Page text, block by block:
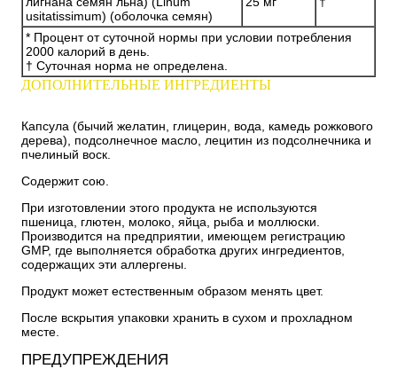
usitatissimum) (оболочка семян)
* Процент от суточной нормы при условии потребления
2000 калорий в день.
† Суточная норма не определена.
ДОПОЛНИТЕЛЬНЫЕ ИНГРЕДИЕНТЫ
Капсула (бычий желатин, глицерин, вода, камедь рожкового
дерева), подсолнечное масло, лецитин из подсолнечника и
пчелиный воск.
Содержит сою.
При изготовлении этого продукта не используются
пшеница, глютен, молоко, яйца, рыба и моллюски.
Производится на предприятии, имеющем регистрацию
GMP, где выполняется обработка других ингредиентов,
содержащих эти аллергены.
Продукт может естественным образом менять цвет.
После вскрытия упаковки хранить в сухом и прохладном
месте.
ПРЕДУПРЕЖДЕНИЯ